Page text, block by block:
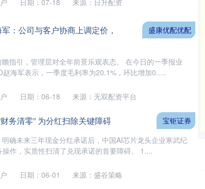
日期：07-18 来源：日升配资
：公司与客户协商上调定价，
指引，管理层对全年前景乐观表态。 在今日的一季报业
海军表示，一季度毛利率为20.1%，环比增加0.....
盛康优配优配
日期：06-18 来源：无双配资平台
务清零” 为分红扫除关键障碍
确未来三年现金分红承诺后，中国AI芯片龙头企业寒武纪
操作，实质性扫清了兑现承诺的首要障碍。 1....
宝钜证券
日期：06-01 来源：盛谷策略